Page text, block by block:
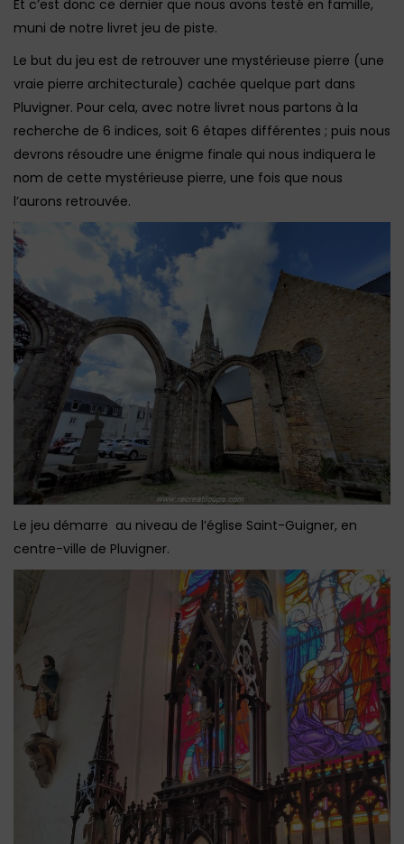
Et c’est donc ce dernier que nous avons testé en famille,
muni de notre livret jeu de piste.
Le but du jeu est de retrouver une mystérieuse pierre (une
vraie pierre architecturale) cachée quelque part dans
Pluvigner. Pour cela, avec notre livret nous partons à la
recherche de 6 indices, soit 6 étapes différentes ; puis nous
devrons résoudre une énigme finale qui nous indiquera le
nom de cette mystérieuse pierre, une fois que nous
l’aurons retrouvée.
Le jeu démarre au niveau de l’église Saint-Guigner, en
centre-ville de Pluvigner.